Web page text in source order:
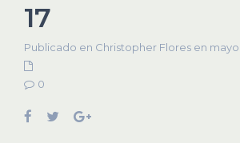
17
Publicado en Christopher Flores en mayo
0